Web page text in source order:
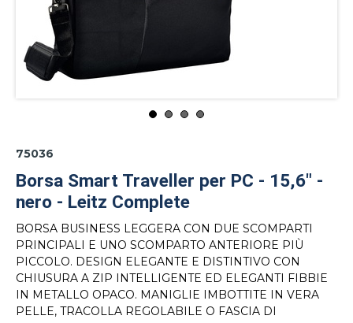
75036
Borsa Smart Traveller per PC - 15,6" -
nero - Leitz Complete
BORSA BUSINESS LEGGERA CON DUE SCOMPARTI
PRINCIPALI E UNO SCOMPARTO ANTERIORE PIÙ
PICCOLO. DESIGN ELEGANTE E DISTINTIVO CON
CHIUSURA A ZIP INTELLIGENTE ED ELEGANTI FIBBIE
IN METALLO OPACO. MANIGLIE IMBOTTITE IN VERA
PELLE, TRACOLLA REGOLABILE O FASCIA DI